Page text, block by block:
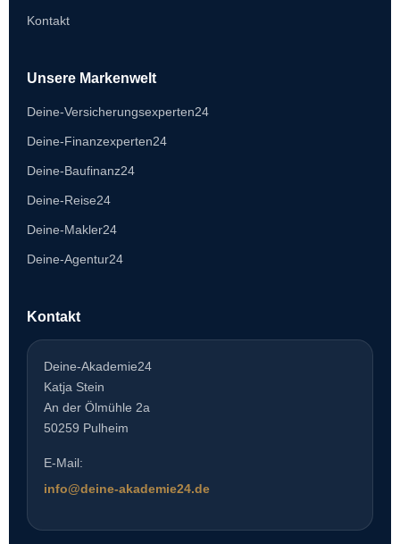
Kontakt
Unsere Markenwelt
Deine-Versicherungsexperten24
Deine-Finanzexperten24
Deine-Baufinanz24
Deine-Reise24
Deine-Makler24
Deine-Agentur24
Kontakt
Deine-Akademie24
Katja Stein
An der Ölmühle 2a
50259 Pulheim
E-Mail:
info@deine-akademie24.de